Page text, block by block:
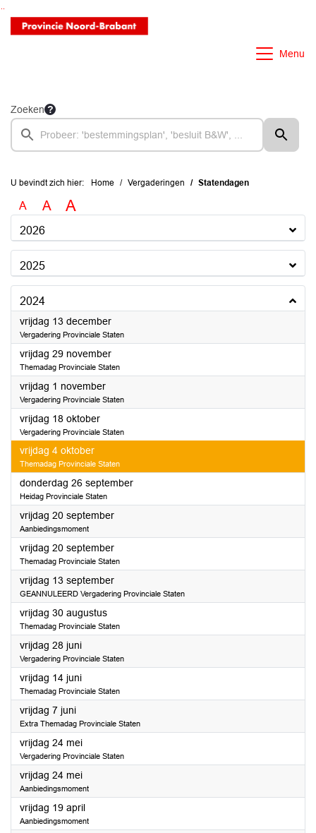
Ga naar de inhoud van deze pagina
Ga naar het zoeken
Ga naar het menu
Menu
Zoeken
U bevindt zich hier: Home Vergaderingen Statendagen
A A A
2026
2025
2024
vrijdag 13 december2024
Vergadering Provinciale Staten
vrijdag 29 november2024
Themadag Provinciale Staten
vrijdag 1 november2024
Vergadering Provinciale Staten
vrijdag 18 oktober2024
Vergadering Provinciale Staten
vrijdag 4 oktober2024
Themadag Provinciale Staten
donderdag 26 september2024
Heidag Provinciale Staten
vrijdag 20 september2024
Aanbiedingsmoment
vrijdag 20 september2024
Themadag Provinciale Staten
vrijdag 13 september2024
GEANNULEERD Vergadering Provinciale Staten
vrijdag 30 augustus2024
Themadag Provinciale Staten
vrijdag 28 juni2024
Vergadering Provinciale Staten
vrijdag 14 juni2024
Themadag Provinciale Staten
vrijdag 7 juni2024
Extra Themadag Provinciale Staten
vrijdag 24 mei2024
Vergadering Provinciale Staten
vrijdag 24 mei2024
Aanbiedingsmoment
vrijdag 19 april2024
Aanbiedingsmoment